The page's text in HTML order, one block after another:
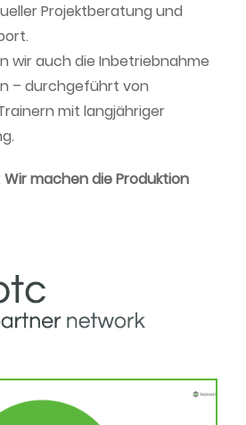
Projektberatung und
wir auch die Inbetriebnahme
– durchgeführt von
mit langjähriger
Wir machen die Produktion